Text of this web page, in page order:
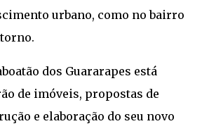
urbano, como no bairro
dos Guararapes está
de imóveis, propostas de
e elaboração do seu novo